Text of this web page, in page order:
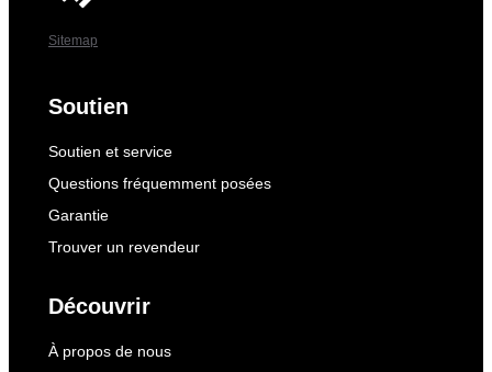
Sitemap
Soutien
Soutien et service
Questions fréquemment posées
Garantie
Trouver un revendeur
Découvrir
À propos de nous